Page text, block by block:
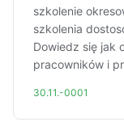
szkolenie
szkolenia
Dowiedz się jak
pracowników i
30.11.-0001